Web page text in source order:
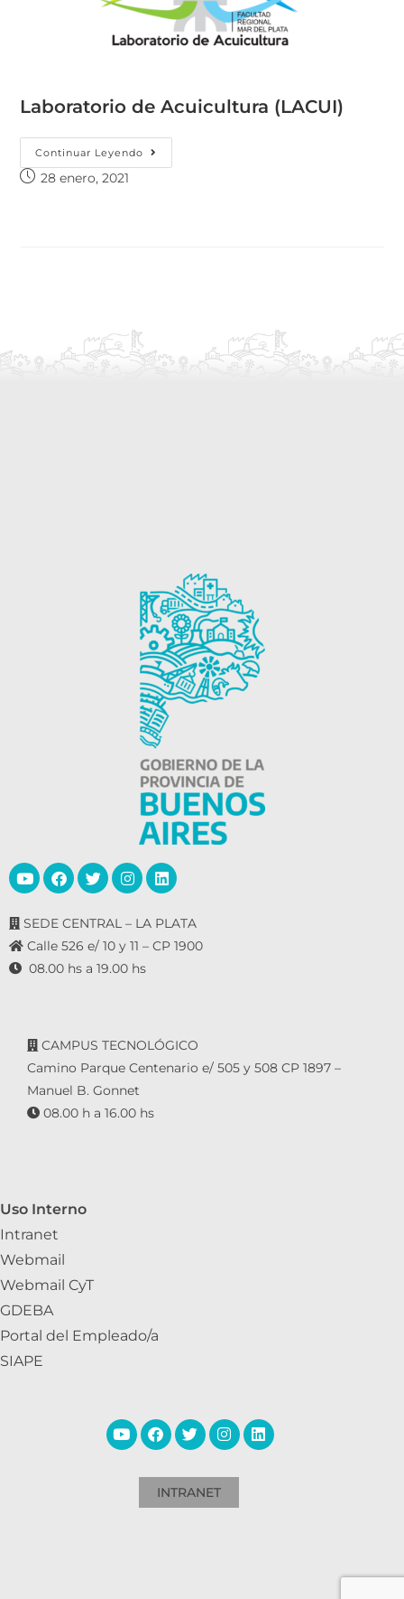
Laboratorio de Acuicultura (LACUI)
Continuar Leyendo
28 enero, 2021
SEDE CENTRAL – LA PLATA
Calle 526 e/ 10 y 11 – CP 1900
08.00 hs a 19.00 hs
CAMPUS TECNOLÓGICO
Camino Parque Centenario e/ 505 y 508 CP 1897 –
Manuel B. Gonnet
08.00 h a 16.00 hs
Uso Interno
Intranet
Webmail
Webmail CyT
GDEBA
Portal del Empleado/a
SIAPE
INTRANET